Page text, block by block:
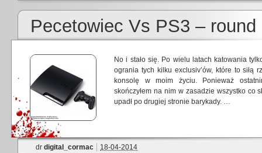
Pecetowiec Vs PS3 – round
No i stało się. Po wielu latach katowania
ogrania tych kilku exclusiv’ów, które to siłą
konsolę w moim życiu. Ponieważ
skończyłem na nim w zasadzie wszystko co
upadł po drugiej stronie barykady. …
dr digital_cormac 18-04-2014